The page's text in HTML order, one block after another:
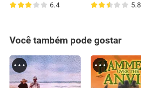
6.4 5.8
Você também pode gostar